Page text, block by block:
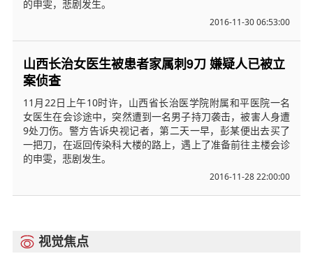
的申雯，悲剧发生。
2016-11-30 06:53:00
山西长治女医生被患者家属刺9刀 嫌疑人已被立
案侦查
11月22日上午10时许，山西省长治医学院附属和平医院一名
女医生在会诊途中，突然遭到一名男子持刀袭击，被害人身遭
9处刀伤。警方告诉央视记者，第二天一早，彭某便出去买了
一把刀，在返回传染科大楼的路上，遇上了准备前往主楼会诊
的申雯，悲剧发生。
2016-11-28 22:00:00
 视觉焦点